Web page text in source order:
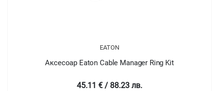
EATON
Аксесоар Eaton Cable Manager Ring Kit
45.11 € / 88.23 лв.